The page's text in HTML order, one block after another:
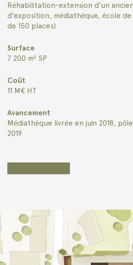
Réhabilitation-extension d'un
d'exposition, médiathèque, école
de 150 places)
Surface
7 200 m² SP
Coût
11 M€ HT
Avancement
Médiathèque livrée en juin 2018,
2019